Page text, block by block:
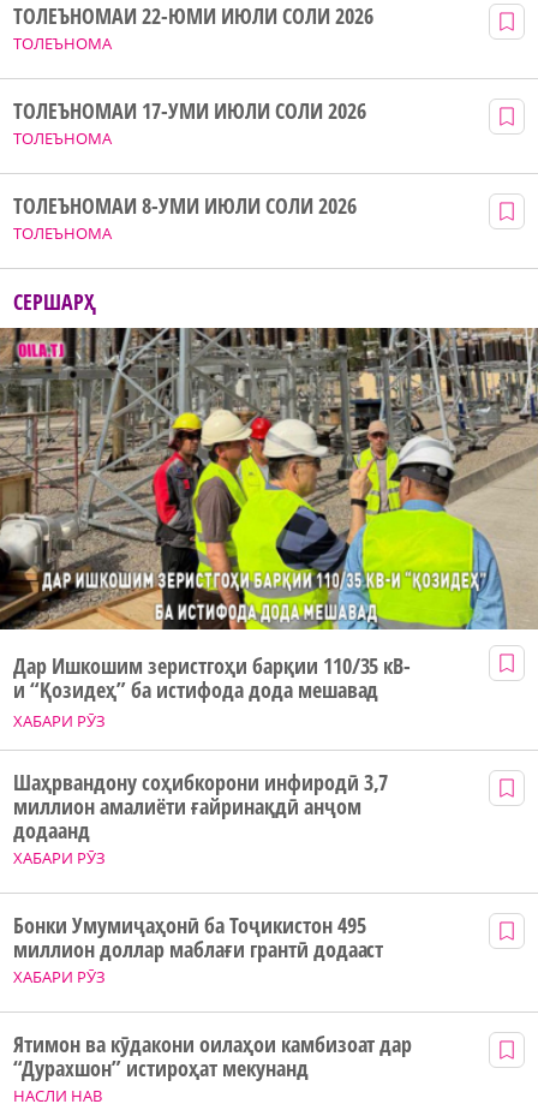
ТОЛЕЪНОМА
ТОЛЕЪНОМАИ 22-ЮМИ ИЮЛИ СОЛИ 2026
ТОЛЕЪНОМА
ТОЛЕЪНОМАИ 17-УМИ ИЮЛИ СОЛИ 2026
ТОЛЕЪНОМА
ТОЛЕЪНОМАИ 8-УМИ ИЮЛИ СОЛИ 2026
СЕРШАРҲ
ХАБАРИ РӮЗ
Дар Ишкошим зеристгоҳи барқии 110/35 кВ-
и “Қозидеҳ” ба истифода дода мешавад
ХАБАРИ РӮЗ
Шаҳрвандону соҳибкорони инфиродӣ 3,7
миллион амалиёти ғайринақдӣ анҷом
додаанд
ХАБАРИ РӮЗ
Бонки Умумиҷаҳонӣ ба Тоҷикистон 495
миллион доллар маблағи грантӣ додааст
НАСЛИ НАВ
Ятимон ва кӯдакони оилаҳои камбизоат дар
“Дурахшон” истироҳат мекунанд